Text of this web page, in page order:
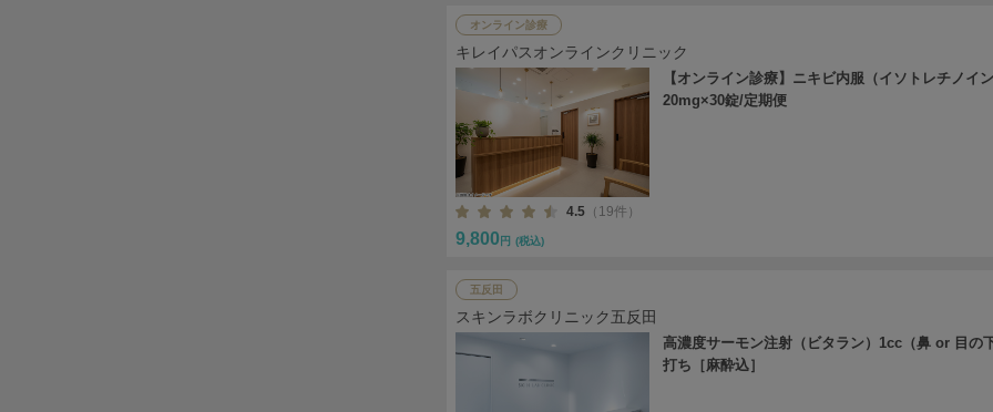
オンライン診療
キレイパスオンラインクリニック
【オンライン診療】ニキビ内服（イソトレチノイ
20mg×30錠/定期便
4.5 （19件）
9,800 円 (税込)
五反田
スキンラボクリニック五反田
高濃度サーモン注射（ビタラン）1cc（鼻 or 目の
打ち［麻酔込］